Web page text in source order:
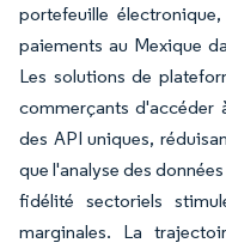
portefeuille
paiements au Mexique
Les solutions de
commerçants d'accéder
des API uniques,
que l'analyse des
fidélité sectoriels
marginales. La